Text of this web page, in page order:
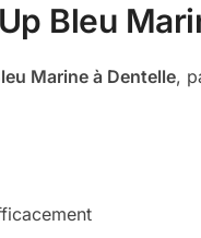
Bleu
Marine à Dentelle,